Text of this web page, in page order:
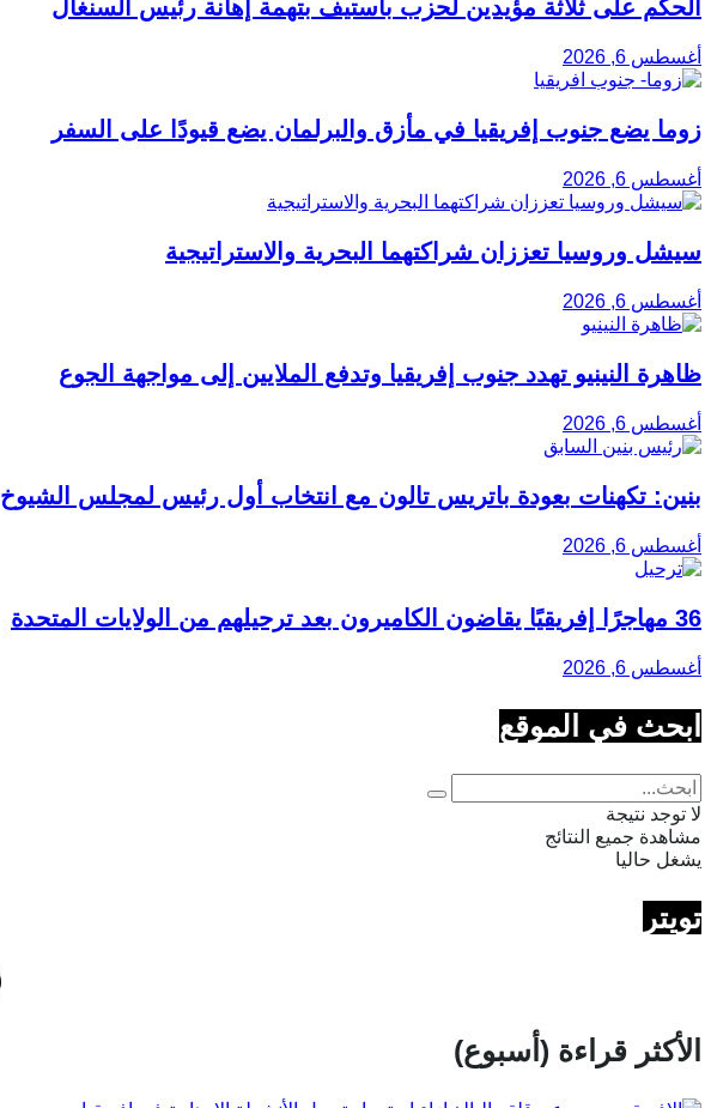
الحكم على ثلاثة مؤيدين لحزب باستيف بتهمة إهانة رئيس السنغال
أغسطس 6, 2026
زوما يضع جنوب إفريقيا في مأزق والبرلمان يضع قيودًا على السفر
أغسطس 6, 2026
سيشل وروسيا تعززان شراكتهما البحرية والاستراتيجية
أغسطس 6, 2026
ظاهرة النينيو تهدد جنوب إفريقيا وتدفع الملايين إلى مواجهة الجوع
أغسطس 6, 2026
بنين: تكهنات بعودة باتريس تالون مع انتخاب أول رئيس لمجلس الشيوخ
أغسطس 6, 2026
36 مهاجرًا إفريقيًا يقاضون الكاميرون بعد ترحيلهم من الولايات المتحدة
أغسطس 6, 2026
ابحث في الموقع
لا توجد نتيجة
مشاهدة جميع النتائج
يشغل حاليا
تويتر
الأكثر قراءة (أسبوع)